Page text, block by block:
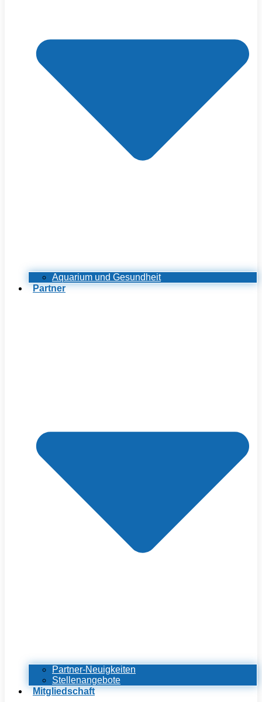
Aquarium und Gesundheit
Partner
Partner-Neuigkeiten
Stellenangebote
Mitgliedschaft